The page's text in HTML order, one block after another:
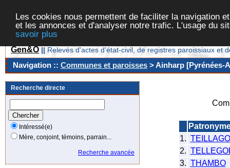
Les cookies nous permettent de faciliter la navigation
et les annonces et d'analyser notre trafic. L'usage du
savoir plus
Gen&O || Relevés d'actes d'état-civil, de registres paroissiaux et
Navigation :: Communes et paroisses > Ainharp [Pyrénées-
Recherche directe
Intéressé(e)
Mère, conjoint, témoins, parrain...
Recherche avancée
1.
2.
3. THAMBO